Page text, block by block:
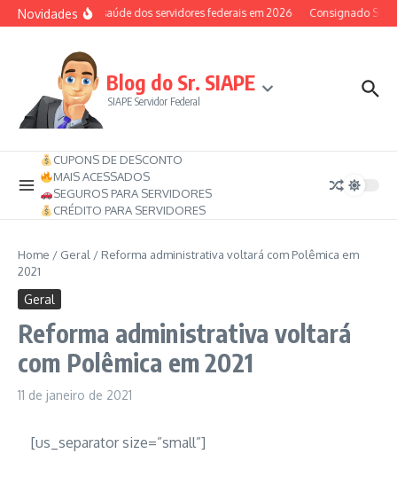
Ir para o conteúdo
NovidadesAuxílio-saúde dos servidores federais em 2026 Consignado
Blog do Sr. SIAPE
SIAPE Servidor Federal
CUPONS DE DESCONTO
MAIS ACESSADOS
SEGUROS PARA SERVIDORES
CRÉDITO PARA SERVIDORES
Home / Geral / Reforma administrativa voltará com Polêmica em
2021
Geral
Reforma administrativa voltará
com Polêmica em 2021
11 de janeiro de 2021
[us_separator size=”small”]